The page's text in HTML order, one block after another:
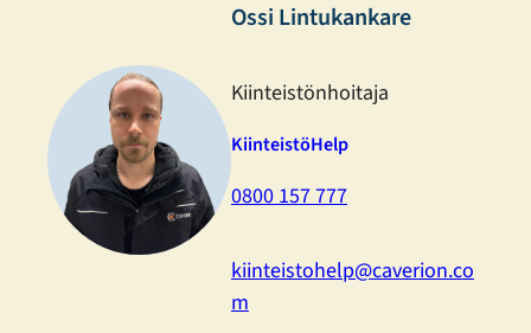
Ossi Lintukankare
Kiinteistönhoitaja
KiinteistöHelp
0800 157 777
kiinteistohelp@caverion.co
m